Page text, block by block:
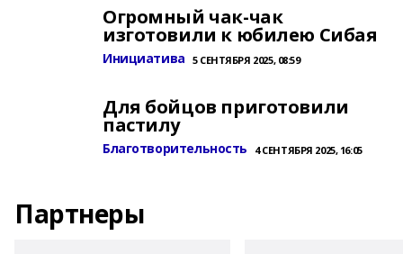
Огромный чак-чак
изготовили к юбилею Сибая
Инициатива 5 СЕНТЯБРЯ 2025, 08:59
Для бойцов приготовили
пастилу
Благотворительность 4 СЕНТЯБРЯ 2025, 16:05
Партнеры